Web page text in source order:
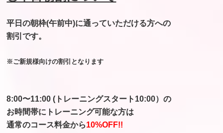
平日の朝枠(午前中)に通っていただける方への
割引です。
※ご新規様向けの割引となります
8:00〜11:00 (トレーニングスタート10:00）の
お時間帯にトレーニング可能な方は
通常のコース料金から10%OFF!!